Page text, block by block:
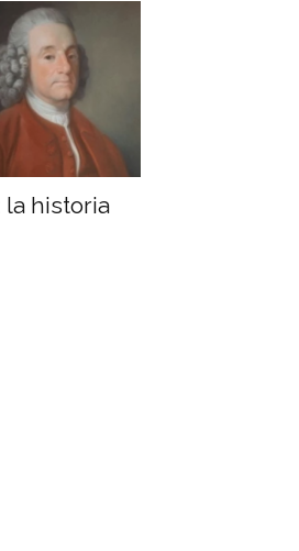
la historia